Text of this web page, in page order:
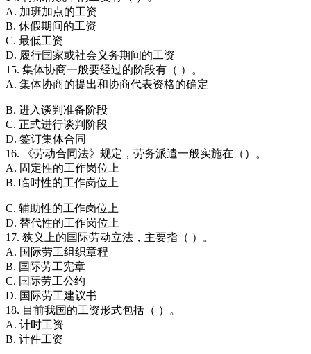
A. 加班加点的工资
B. 休假期间的工资
C. 最低工资
D. 履行国家或社会义务期间的工资
15. 集体协商一般要经过的阶段有（ ）。
A. 集体协商的提出和协商代表资格的确定
B. 进入谈判准备阶段
C. 正式进行谈判阶段
D. 签订集体合同
16. 《劳动合同法》规定，劳务派遣一般实施在（）。
A. 固定性的工作岗位上
B. 临时性的工作岗位上
C. 辅助性的工作岗位上
D. 替代性的工作岗位上
17. 狭义上的国际劳动立法，主要指（ ）。
A. 国际劳工组织章程
B. 国际劳工宪章
C. 国际劳工公约
D. 国际劳工建议书
18. 目前我国的工资形式包括（ ）。
A. 计时工资
B. 计件工资